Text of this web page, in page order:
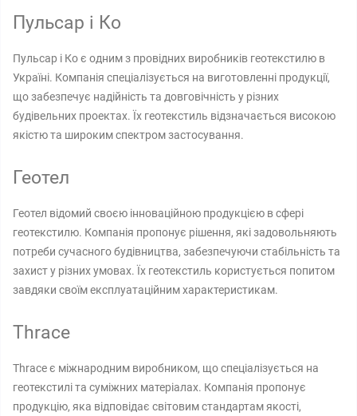
Пульсар і Ко
Пульсар і Ко є одним з провідних виробників геотекстилю в
Україні. Компанія спеціалізується на виготовленні продукції,
що забезпечує надійність та довговічність у різних
будівельних проектах. Їх геотекстиль відзначається високою
якістю та широким спектром застосування.
Геотел
Геотел відомий своєю інноваційною продукцією в сфері
геотекстилю. Компанія пропонує рішення, які задовольняють
потреби сучасного будівництва, забезпечуючи стабільність та
захист у різних умовах. Їх геотекстиль користується попитом
завдяки своїм експлуатаційним характеристикам.
Thrace
Thrace є міжнародним виробником, що спеціалізується на
геотекстилі та суміжних матеріалах. Компанія пропонує
продукцію, яка відповідає світовим стандартам якості,